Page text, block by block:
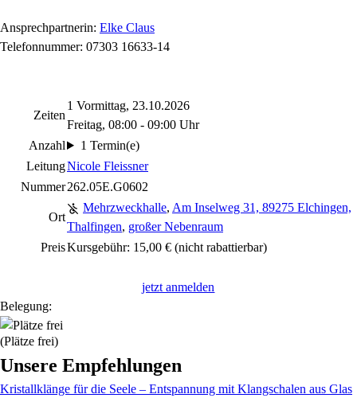
Ansprechpartnerin: Elke Claus
Telefonnummer: 07303 16633-14
Zeiten
1 Vormittag, 23.10.2026
Freitag, 08:00 - 09:00 Uhr
Anzahl
1 Termin(e)
LeitungNicole Fleissner
Nummer262.05E.G0602
Ort
Mehrzweckhalle, Am Inselweg 31, 89275 Elchingen,
Thalfingen, großer Nebenraum
PreisKursgebühr: 15,00 € (nicht rabattierbar)
jetzt anmelden
Belegung:
(Plätze frei)
Unsere Empfehlungen
Kristallklänge für die Seele – Entspannung mit Klangschalen aus Glas